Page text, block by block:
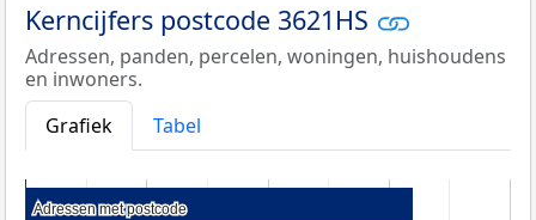
Kerncijfers postcode 3621HS
Adressen, panden, percelen, woningen, huishoudens
en inwoners.
Grafiek
Tabel
Adressen met postcode
Adressen met postcode